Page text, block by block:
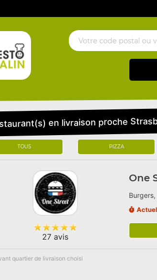
en livraison proche
TOUS PIZZA
27 avis
One
quartier de livraison choisi